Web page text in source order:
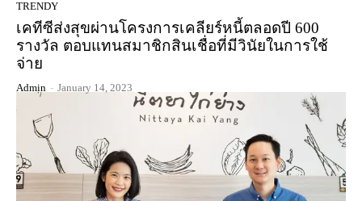
TRENDY
เคทีซีส่งสุขผ่านโครงการเคลียร์หนี้ตลอดปี 600
รางวัล ตอบแทนสมาชิกสินเชื่อที่มีวินัยในการใช้
จ่าย
Admin - January 14, 2023